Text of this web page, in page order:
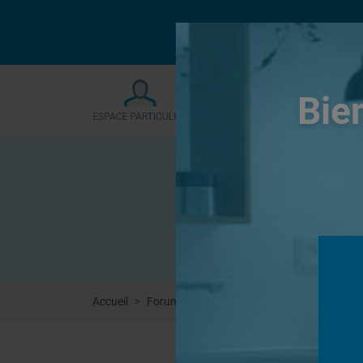
Le forum sera
Accueil Forums cloison avec fenêtre